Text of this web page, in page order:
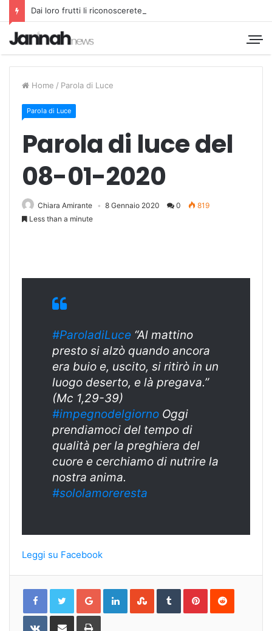
Dai loro frutti li riconoscerete
Home / Parola di Luce
Parola di Luce
Parola di luce del
08-01-2020
Chiara Amirante 8 Gennaio 2020 0
819
Less than a minute
#ParoladiLuce “Al mattino
presto si alzò quando ancora
era buio e, uscito, si ritirò in un
luogo deserto, e là pregava.”
(Mc 1,29-39)
#impegnodelgiorno Oggi
prendiamoci del tempo di
qualità per la preghiera del
cuore e cerchiamo di nutrire la
nostra anima.
#sololamoreresta
Leggi su Facebook
Google+LinkedInStumbleUpon
TumblrPinterestReddit
VKontakteShare Print